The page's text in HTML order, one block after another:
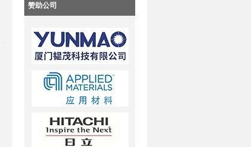
赞助公司